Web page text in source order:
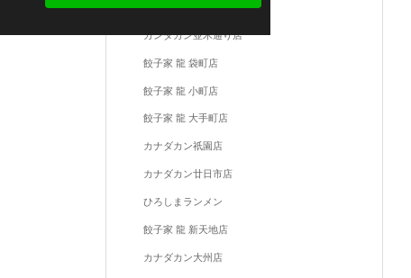
【新商品】ぎょうざの皮 大判 少量パック
外食事業部
カンダカン並木通り店
餃子家 龍 袋町店
餃子家 龍 小町店
餃子家 龍 大手町店
カナダカン祇園店
カナダカン廿日市店
ひろしまランメン
餃子家 龍 新天地店
カナダカン大州店